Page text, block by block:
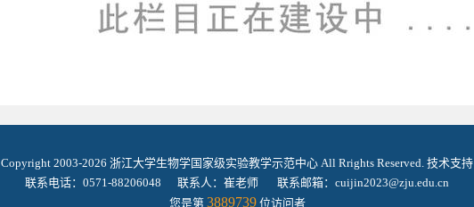
Copyright 2003-2026 浙江大学生物学国家级实验教学示范中心 All Rrights Reserved. 技术支持
联系电话：0571-88206048 联系人：崔老师 联系邮箱：cuijin2023@zju.edu.cn
您是第 3889739位访问者